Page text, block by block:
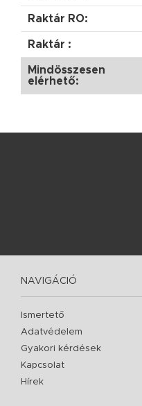
Raktár RO:
Raktár :
Mindösszesen
elérhető:
NAVIGÁCIÓ
Ismertető
Adatvédelem
Gyakori kérdések
Kapcsolat
Hírek